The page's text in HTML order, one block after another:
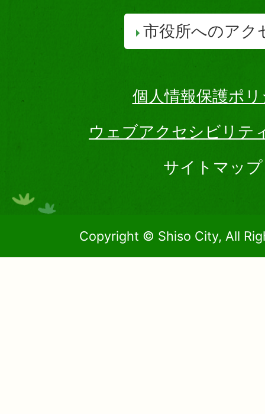
市役所へのアク
個人情報保護ポ
ウェブアクセシビリテ
サイトマップ
Copyright © Shiso City, All